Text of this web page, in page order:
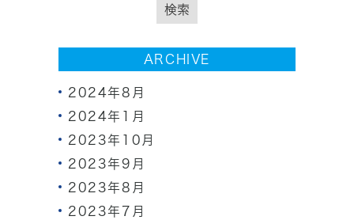
ARCHIVE
2024年8月
2024年1月
2023年10月
2023年9月
2023年8月
2023年7月